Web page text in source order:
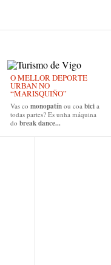
O MELLOR DEPORTE
URBAN NO
“MARISQUIÑO”
Vas co monopatín ou coa bici a
todas partes? Es unha máquina
do break dance...